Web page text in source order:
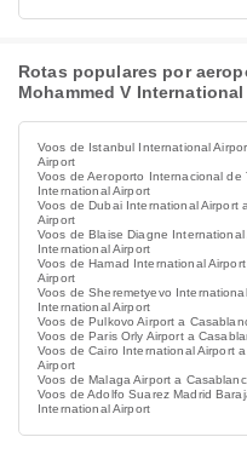
Rotas populares por
Mohammed V
Voos de Istanbul International
Airport
Voos de Aeroporto Internacional
International Airport
Voos de Dubai International Airport
Airport
Voos de Blaise Diagne
International Airport
Voos de Hamad International
Airport
Voos de Sheremetyevo
International Airport
Voos de Pulkovo Airport a
Voos de Paris Orly Airport a
Voos de Cairo International Airport
Airport
Voos de Malaga Airport a
Voos de Adolfo Suarez Madrid
International Airport